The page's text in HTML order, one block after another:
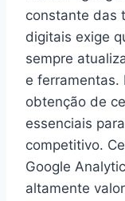
constante das
digitais exige
sempre
e ferramentas.
obtenção de
essenciais
competitivo.
Google
altamente